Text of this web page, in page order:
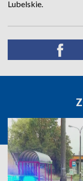
Lubelskie.